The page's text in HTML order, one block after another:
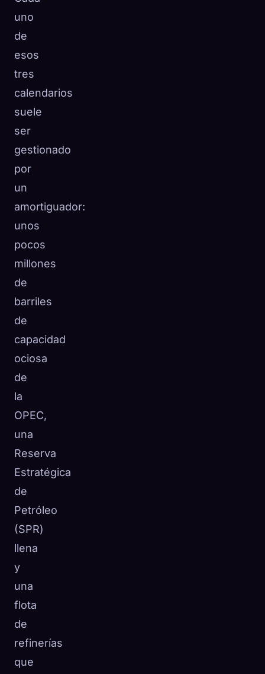
uno
de
esos
tres
calendarios
suele
ser
gestionado
por
un
amortiguador:
unos
pocos
millones
de
barriles
de
capacidad
ociosa
de
la
OPEC,
una
Reserva
Estratégica
de
Petróleo
(SPR)
llena
y
una
flota
de
refinerías
que